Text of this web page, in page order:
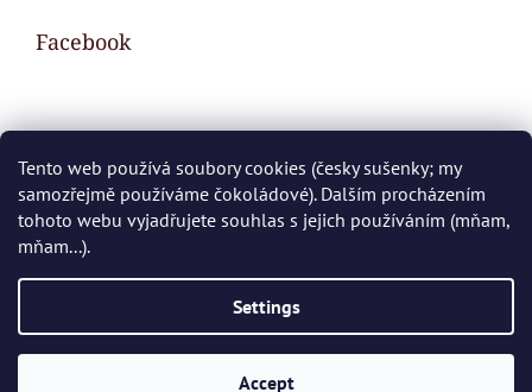
Tento web používá soubory cookies (česky sušenky; my
samozřejmě používáme čokoládové). Dalším procházením
tohoto webu vyjadřujete souhlas s jejich používáním (mňam,
mňam...).
Settings
Accept
Facebook
Shopping cart
0 PCS /€0
Created by Shoptet
ČokoBanka.cz